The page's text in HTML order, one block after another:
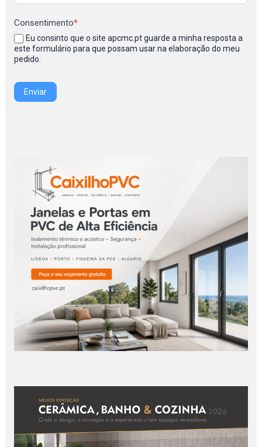
Consentimento*
Eu consinto que o site apcmc.pt guarde a minha resposta a
este formulário para que possam usar na elaboração do meu
pedido.
Enviar